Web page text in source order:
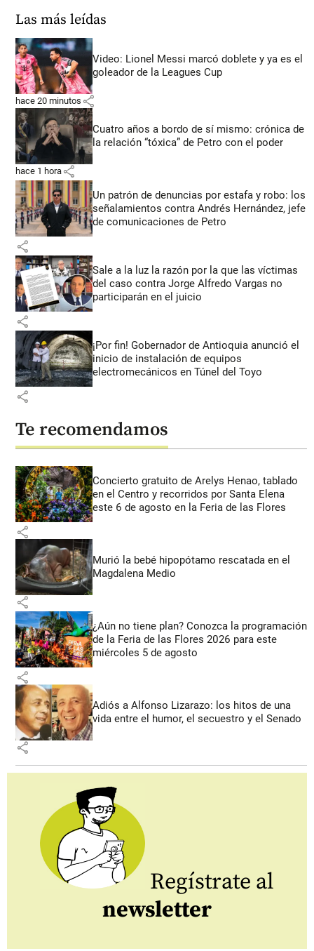
Las más leídas
Video: Lionel Messi marcó doblete y ya es el
goleador de la Leagues Cup
hace 20 minutos share
Cuatro años a bordo de sí mismo: crónica de
la relación “tóxica” de Petro con el poder
hace 1 hora share
Un patrón de denuncias por estafa y robo: los
señalamientos contra Andrés Hernández, jefe
de comunicaciones de Petro
share
Sale a la luz la razón por la que las víctimas
del caso contra Jorge Alfredo Vargas no
participarán en el juicio
share
¡Por fin! Gobernador de Antioquia anunció el
inicio de instalación de equipos
electromecánicos en Túnel del Toyo
share
Te recomendamos
Concierto gratuito de Arelys Henao, tablado
en el Centro y recorridos por Santa Elena
este 6 de agosto en la Feria de las Flores
share
Murió la bebé hipopótamo rescatada en el
Magdalena Medio
share
¿Aún no tiene plan? Conozca la programación
de la Feria de las Flores 2026 para este
miércoles 5 de agosto
share
Adiós a Alfonso Lizarazo: los hitos de una
vida entre el humor, el secuestro y el Senado
share
Regístrate al
newsletter